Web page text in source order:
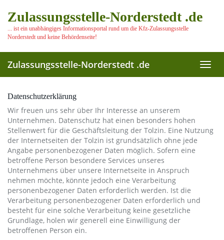
main
content
Zulassungsstelle-Norderstedt .de
... ist ein unabhängiges Informationsportal rund um die Kfz-Zulassungsstelle
Norderstedt und keine Behördenseite!
Zulassungsstelle-Norderstedt .de
Datenschutzerklärung
Wir freuen uns sehr über Ihr Interesse an unserem
Unternehmen. Datenschutz hat einen besonders hohen
Stellenwert für die Geschäftsleitung der Tolzin. Eine Nutzung
der Internetseiten der Tolzin ist grundsätzlich ohne jede
Angabe personenbezogener Daten möglich. Sofern eine
betroffene Person besondere Services unseres
Unternehmens über unsere Internetseite in Anspruch
nehmen möchte, könnte jedoch eine Verarbeitung
personenbezogener Daten erforderlich werden. Ist die
Verarbeitung personenbezogener Daten erforderlich und
besteht für eine solche Verarbeitung keine gesetzliche
Grundlage, holen wir generell eine Einwilligung der
betroffenen Person ein.